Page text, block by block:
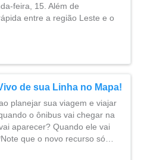
feira, 15. Além de
entre a região Leste e o
de sua Linha no Mapa!
planejar sua viagem e viajar
o ônibus vai chegar na
aparecer? Quando ele vai
que o novo recurso só…